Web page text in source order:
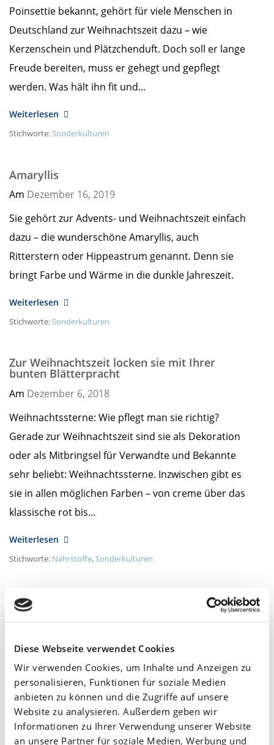
Diese Webseite verwendet Cookies
Wir verwenden Cookies, um Inhalte und Anzeigen zu
personalisieren, Funktionen für soziale Medien
anbieten zu können und die Zugriffe auf unsere
Website zu analysieren. Außerdem geben wir
Informationen zu Ihrer Verwendung unserer Website
an unsere Partner für soziale Medien, Werbung und
Poinsettie bekannt, gehört für viele Menschen in
Deutschland zur Weihnachtszeit dazu – wie
Kerzenschein und Plätzchenduft. Doch soll er lange
Freude bereiten, muss er gehegt und gepflegt
werden. Was hält ihn fit und...
Weiterlesen
Stichworte:Sonderkulturen
Amaryllis
Am Dezember 16, 2019
Sie gehört zur Advents- und Weihnachtszeit einfach
dazu – die wunderschöne Amaryllis, auch
Ritterstern oder Hippeastrum genannt. Denn sie
bringt Farbe und Wärme in die dunkle Jahreszeit.
Weiterlesen
Stichworte:Sonderkulturen
Zur Weihnachtszeit locken sie mit Ihrer
bunten Blätterpracht
Am Dezember 6, 2018
Weihnachtssterne: Wie pflegt man sie richtig?
Gerade zur Weihnachtszeit sind sie als Dekoration
oder als Mitbringsel für Verwandte und Bekannte
sehr beliebt: Weihnachtssterne. Inzwischen gibt es
sie in allen möglichen Farben – von creme über das
klassische rot bis...
Weiterlesen
Stichworte: Nährstoffe, Sonderkulturen
Geschichte und Ursprung: Woher stammt der
Weihnachtsbaum?
Geschichte und Ursprung
Weiterlesen
Stichworte:Sonderkulturen
Ein blütenreicher Blickfang: Der